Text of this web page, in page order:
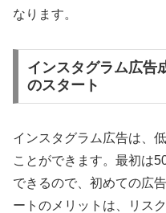
なります。
インスタグラム広告
のスタート
インスタグラム広告は、
ことができます。最初は
できるので、初めての広
ートのメリットは、リス